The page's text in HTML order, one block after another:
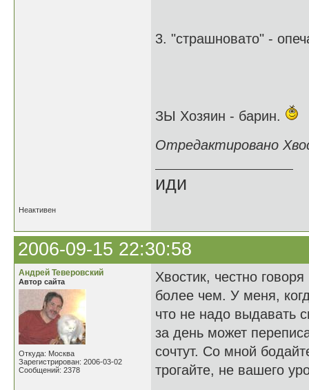
3. "страшновато" -
ЗЫ Хозяин - барин.
Отредактировано
иди
Неактивен
2006-09-15 22:30:58
Андрей Теверовский
Автор сайта
Откуда: Москва
Зарегистрирован: 2006-03-02
Сообщений: 2378
Хвостик, честно
более чем. У меня,
что не надо выдавать
за день может
сочтут. Со мной
трогайте, не вашего